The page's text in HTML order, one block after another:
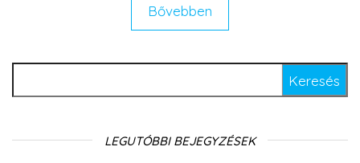
Bővebben
LEGUTÓBBI BEJEGYZÉSEK